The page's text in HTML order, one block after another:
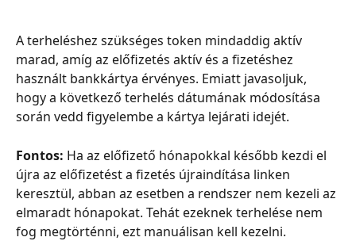
A terheléshez szükséges token mindaddig aktív
marad, amíg az előfizetés aktív és a fizetéshez
használt bankkártya érvényes. Emiatt javasoljuk,
hogy a következő terhelés dátumának módosítása
során vedd figyelembe a kártya lejárati idejét.
Fontos: Ha az előfizető hónapokkal később kezdi el
újra az előfizetést a fizetés újraindítása linken
keresztül, abban az esetben a rendszer nem kezeli az
elmaradt hónapokat. Tehát ezeknek terhelése nem
fog megtörténni, ezt manuálisan kell kezelni.